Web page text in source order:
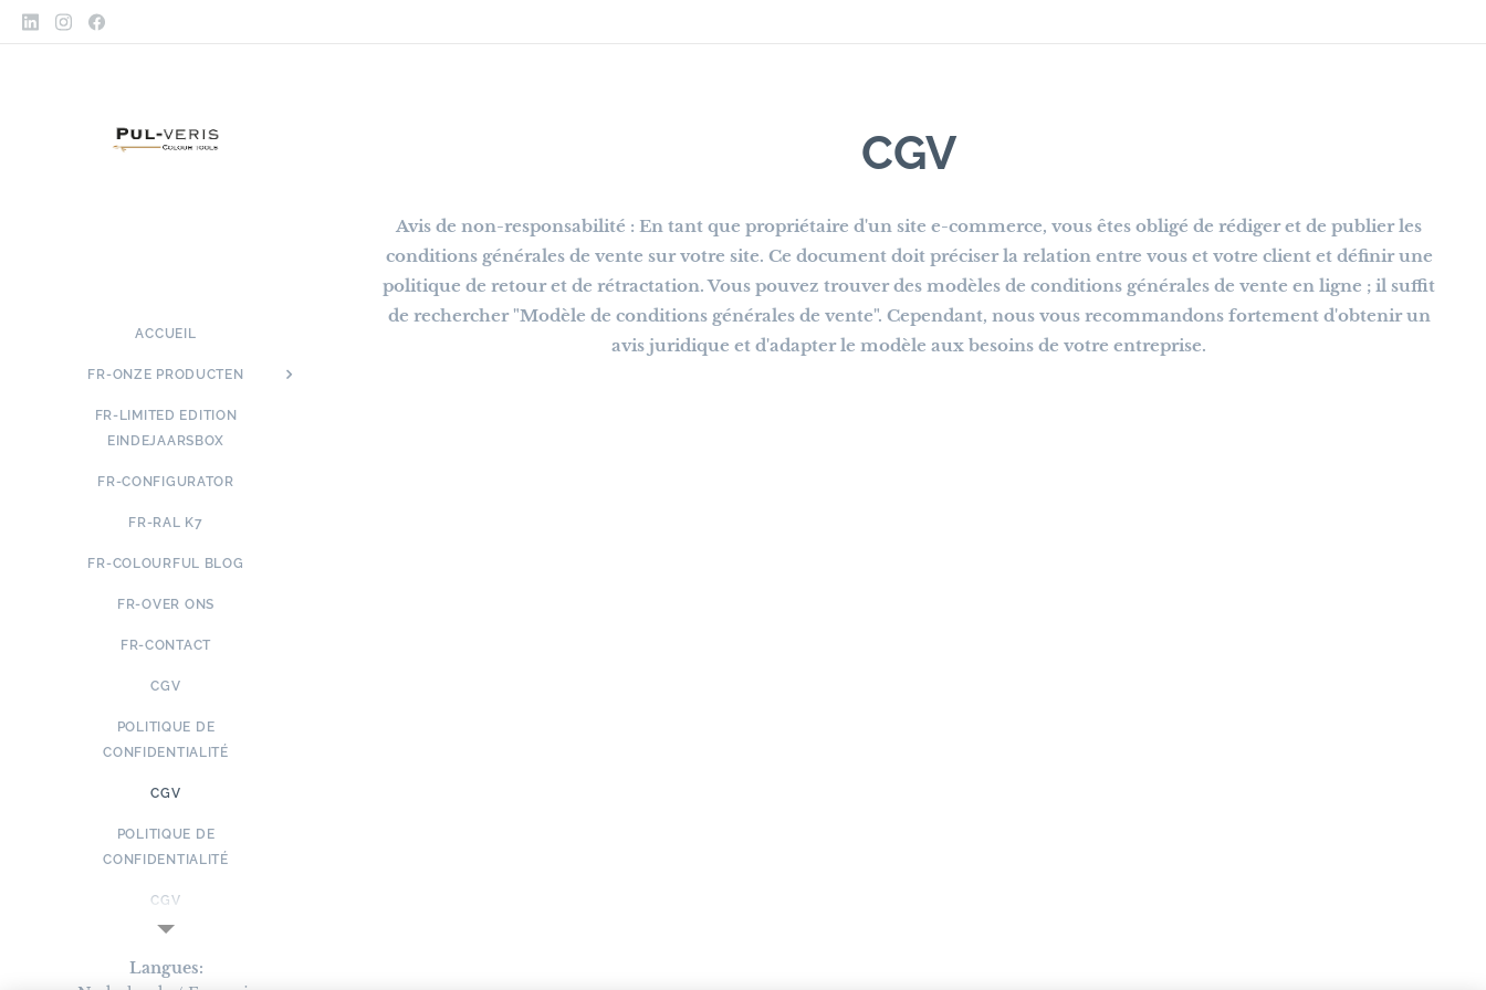
ACCUEIL
FR-ONZE PRODUCTEN
FR-LIMITED EDITION
EINDEJAARSBOX
FR-CONFIGURATOR
FR-RAL K7
FR-COLOURFUL BLOG
FR-OVER ONS
FR-CONTACT
CGV
POLITIQUE DE
CONFIDENTIALITÉ
CGV
POLITIQUE DE
CONFIDENTIALITÉ
CGV
CONFIDENTIALITÉ
CGV
Avis de non-responsabilité : En tant que propriétaire d'un site e-commerce, vous êtes obligé de rédiger et de publier les
conditions générales de vente sur votre site. Ce document doit préciser la relation entre vous et votre client et définir une
politique de retour et de rétractation. Vous pouvez trouver des modèles de conditions générales de vente en ligne ; il suffit
de rechercher "Modèle de conditions générales de vente". Cependant, nous vous recommandons fortement d'obtenir un
avis juridique et d'adapter le modèle aux besoins de votre entreprise.
Langues